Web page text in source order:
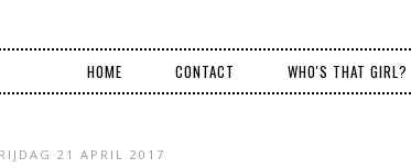
HOME CONTACT WHO'S THAT GIRL?
21 APRIL 2017